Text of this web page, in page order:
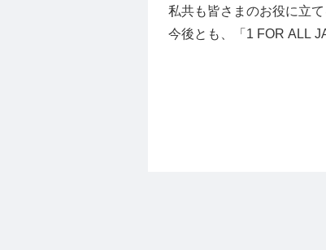
私共も皆さまのお役に立
今後とも、「1 FOR ALL